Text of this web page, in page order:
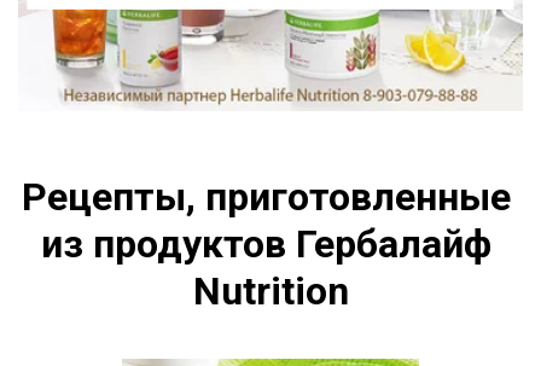
Рецепты, приготовленные
из продуктов Гербалайф
Nutrition